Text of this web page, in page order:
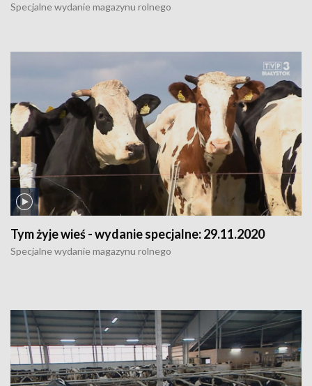
Specjalne wydanie magazynu rolnego
Tym żyje wieś - wydanie specjalne:29.11.2020
Specjalne wydanie magazynu rolnego